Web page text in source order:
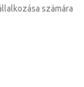
számára